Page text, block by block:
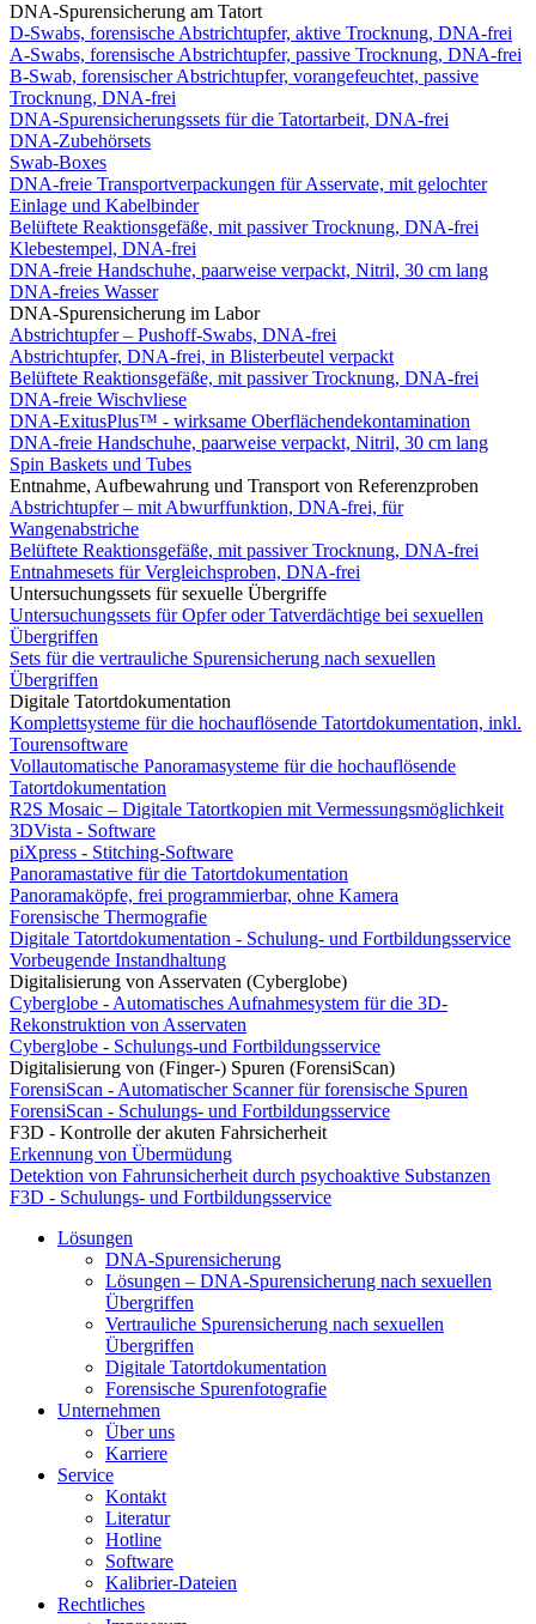
DNA-Spurensicherung am Tatort
D-Swabs, forensische Abstrichtupfer, aktive Trocknung, DNA-frei
A-Swabs, forensische Abstrichtupfer, passive Trocknung, DNA-frei
B-Swab, forensischer Abstrichtupfer, vorangefeuchtet, passive
Trocknung, DNA-frei
DNA-Spurensicherungssets für die Tatortarbeit, DNA-frei
DNA-Zubehörsets
Swab-Boxes
DNA-freie Transportverpackungen für Asservate, mit gelochter
Einlage und Kabelbinder
Belüftete Reaktionsgefäße, mit passiver Trocknung, DNA-frei
Klebestempel, DNA-frei
DNA-freie Handschuhe, paarweise verpackt, Nitril, 30 cm lang
DNA-freies Wasser
DNA-Spurensicherung im Labor
Abstrichtupfer – Pushoff-Swabs, DNA-frei
Abstrichtupfer, DNA-frei, in Blisterbeutel verpackt
Belüftete Reaktionsgefäße, mit passiver Trocknung, DNA-frei
DNA-freie Wischvliese
DNA-ExitusPlus™ - wirksame Oberflächendekontamination
DNA-freie Handschuhe, paarweise verpackt, Nitril, 30 cm lang
Spin Baskets und Tubes
Entnahme, Aufbewahrung und Transport von Referenzproben
Abstrichtupfer – mit Abwurffunktion, DNA-frei, für
Wangenabstriche
Belüftete Reaktionsgefäße, mit passiver Trocknung, DNA-frei
Entnahmesets für Vergleichsproben, DNA-frei
Untersuchungssets für sexuelle Übergriffe
Untersuchungssets für Opfer oder Tatverdächtige bei sexuellen
Übergriffen
Sets für die vertrauliche Spurensicherung nach sexuellen
Übergriffen
Digitale Tatortdokumentation
Komplettsysteme für die hochauflösende Tatortdokumentation, inkl.
Tourensoftware
Vollautomatische Panoramasysteme für die hochauflösende
Tatortdokumentation
R2S Mosaic – Digitale Tatortkopien mit Vermessungsmöglichkeit
3DVista - Software
piXpress - Stitching-Software
Panoramastative für die Tatortdokumentation
Panoramaköpfe, frei programmierbar, ohne Kamera
Forensische Thermografie
Digitale Tatortdokumentation - Schulung- und Fortbildungsservice
Vorbeugende Instandhaltung
Digitalisierung von Asservaten (Cyberglobe)
Cyberglobe - Automatisches Aufnahmesystem für die 3D-
Rekonstruktion von Asservaten
Cyberglobe - Schulungs-und Fortbildungsservice
Digitalisierung von (Finger-) Spuren (ForensiScan)
ForensiScan - Automatischer Scanner für forensische Spuren
ForensiScan - Schulungs- und Fortbildungsservice
F3D - Kontrolle der akuten Fahrsicherheit
Erkennung von Übermüdung
Detektion von Fahrunsicherheit durch psychoaktive Substanzen
F3D - Schulungs- und Fortbildungsservice
Lösungen
DNA-Spurensicherung
Lösungen – DNA-Spurensicherung nach sexuellen
Übergriffen
Vertrauliche Spurensicherung nach sexuellen
Übergriffen
Digitale Tatortdokumentation
Forensische Spurenfotografie
Unternehmen
Über uns
Karriere
Service
Kontakt
Literatur
Hotline
Software
Kalibrier-Dateien
Rechtliches